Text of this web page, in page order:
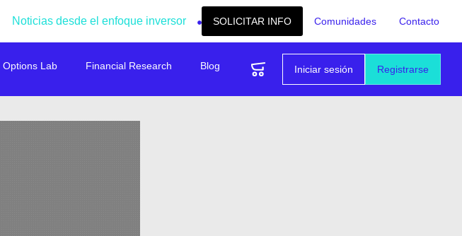
Noticias desde el enfoque inversor SOLICITAR INFO Comunidades Contacto
Registrarse
Iniciar sesión
Options Lab Financial Research Blog